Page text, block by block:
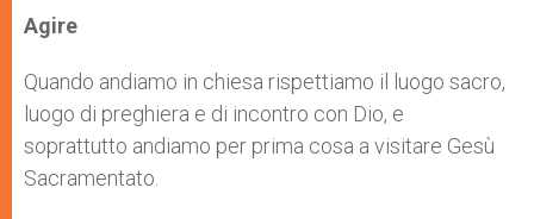
Agire
Quando andiamo in chiesa rispettiamo il luogo sacro,
luogo di preghiera e di incontro con Dio, e
soprattutto andiamo per prima cosa a visitare Gesù
Sacramentato.